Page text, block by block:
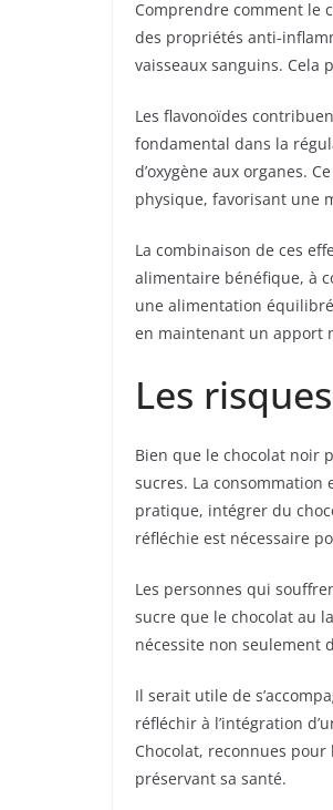
Comprendre comment le
des propriétés anti-
vaisseaux sanguins. Cela
Les flavonoïdes
fondamental dans la
d’oxygène aux organes.
physique, favorisant une
La combinaison de ces
alimentaire bénéfique, à
une alimentation
en maintenant un apport
Les
Bien que le chocolat noir
sucres. La
pratique, intégrer du
réfléchie est nécessaire
Les personnes qui
sucre que le chocolat au
nécessite non seulement
Il serait utile de
réfléchir à l’intégration
Chocolat, reconnues
préservant sa santé.